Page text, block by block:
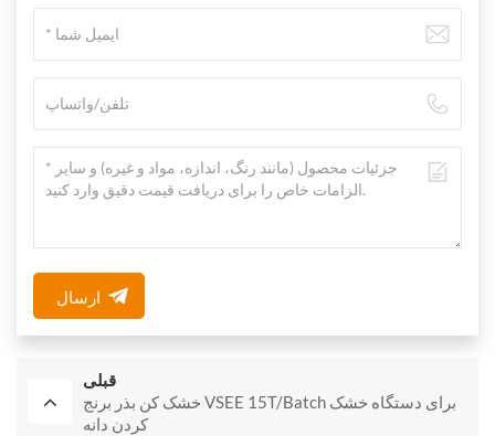
ارسال
قبلی
خشک کن بذر برنج VSEE 15T/Batch برای دستگاه خشک
کردن دانه